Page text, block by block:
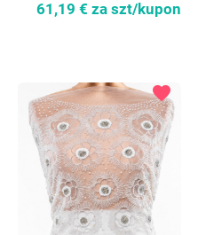
61,19 € za szt/kupon
favorite